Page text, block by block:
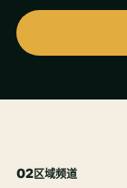
02区域频道